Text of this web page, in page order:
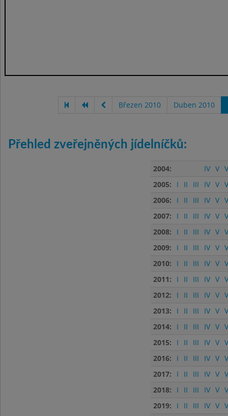
Březen 2010 Duben 2010
Přehled zveřejněných jídelníčků:
2004: IV V
2005:
I II III IV V
2006:
I II III IV V
2007:
I II III IV V
2008:
I II III IV V
2009:
I II III IV V
2010:
I II III IV V
2011:
I II III IV V
2012:
I II III IV V
2013:
I II III IV V
2014:
I II III IV V
2015:
I II III IV V
2016:
I II III IV V
2017:
I II III IV V
2018:
I II III IV V
2019:
I II III IV V